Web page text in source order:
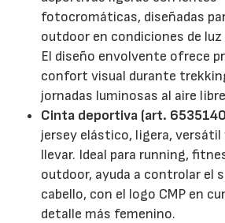
fotocromáticas, diseñadas
outdoor en condiciones de
El diseño envolvente ofrece
confort visual durante
jornadas luminosas al aire
Cinta deportiva (art.
jersey elástico, ligera, versátil
llevar. Ideal para running,
outdoor, ayuda a controlar el
cabello, con el logo CMP en
detalle más femenino.